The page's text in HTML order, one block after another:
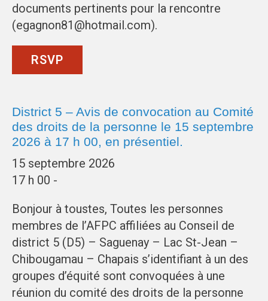
documents pertinents pour la rencontre
(egagnon81@hotmail.com).
RSVP
District 5 – Avis de convocation au Comité
des droits de la personne le 15 septembre
2026 à 17 h 00, en présentiel.
15 septembre 2026
17 h 00 -
Bonjour à toustes, Toutes les personnes
membres de l’AFPC affiliées au Conseil de
district 5 (D5) – Saguenay – Lac St-Jean –
Chibougamau – Chapais s’identifiant à un des
groupes d’équité sont convoquées à une
réunion du comité des droits de la personne